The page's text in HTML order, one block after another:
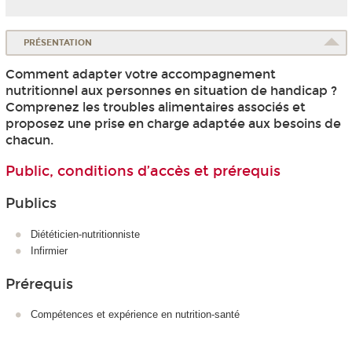
PRÉSENTATION
Comment adapter votre accompagnement
nutritionnel aux personnes en situation de handicap ?
Comprenez les troubles alimentaires associés et
proposez une prise en charge adaptée aux besoins de
chacun.
Public, conditions d’accès et prérequis
Publics
Diététicien-nutritionniste
Infirmier
Prérequis
Compétences et expérience en nutrition-santé